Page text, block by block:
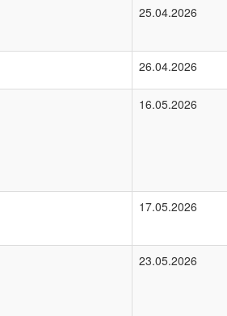
25.04.2026
26.04.2026
16.05.2026
17.05.2026
23.05.2026